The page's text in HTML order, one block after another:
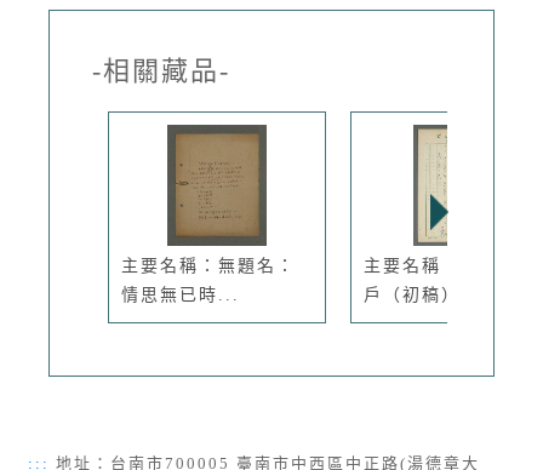
-相關藏品-
主要名稱：無題名：
情思無已時...
主要名稱：成家立門
戶（初稿）
::: 地址：台南市700005 臺南市中西區中正路(湯德章大